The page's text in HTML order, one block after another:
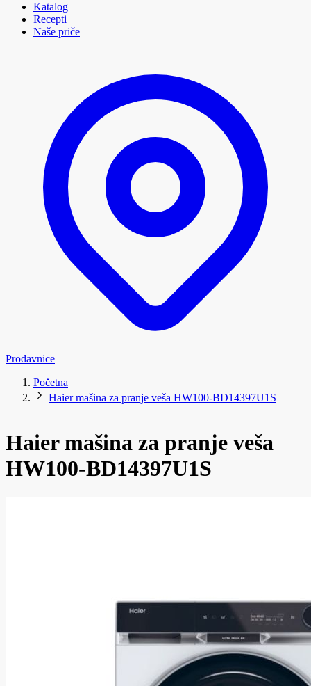
Katalog
Recepti
Naše priče
Prodavnice
Početna
Haier mašina za pranje veša HW100-BD14397U1S
Haier mašina za pranje veša
HW100-BD14397U1S